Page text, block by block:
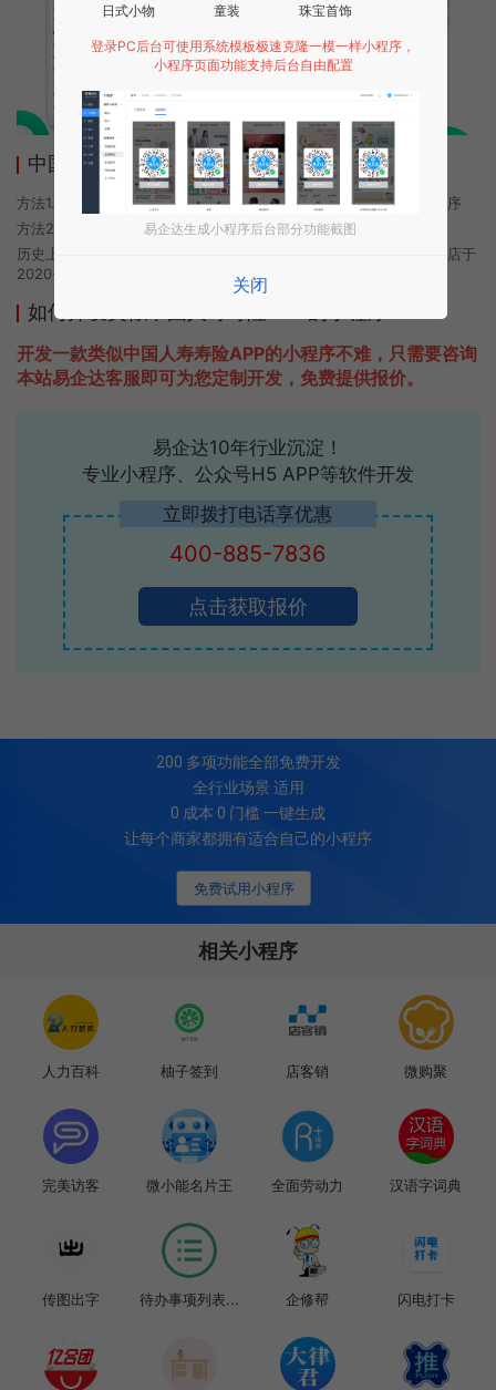
中国人寿寿险APP小程序使用方法
方法1. 使用微信扫描本页面上方二维码进入中国人寿寿险APP的小程序
方法2. 在微信中搜索“中国人寿寿险APP”即可进入小程序
历史上的今时小程序由中国人寿寿险APP团队开发，易企达小程序商店于
2020-10-11 10:09发布
如何开发类似中国人寿寿险APP的小程序
开发一款类似中国人寿寿险APP的小程序不难，只需要咨询
本站易企达客服即可为您定制开发，免费提供报价。
易企达10年行业沉淀！
专业小程序、公众号H5 APP等软件开发
立即拨打电话享优惠
400-885-7836
点击获取报价
免费试用小程序
200 多项功能全部免费开发
全行业场景 适用
0 成本 0 门槛 一键生成
让每个商家都拥有适合自己的小程序
相关小程序
人力百科 柚子签到 店客销 微购聚
完美访客 微小能名片王 全面劳动力 汉语字词典
传图出字 待办事项列表... 企修帮 闪电打卡
日式小物 童装 珠宝首饰
登录PC后台可使用系统模板极速克隆一模一样小程序，
小程序页面功能支持后台自由配置
易企达生成小程序后台部分功能截图
关闭